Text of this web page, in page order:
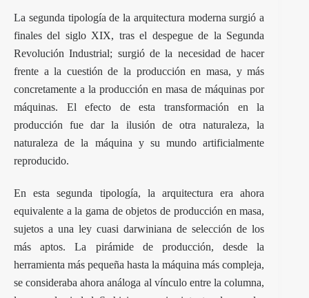
La segunda tipología de la arquitectura moderna surgió a
finales del siglo XIX, tras el despegue de la Segunda
Revolución Industrial; surgió de la necesidad de hacer
frente a la cuestión de la producción en masa, y más
concretamente a la producción en masa de máquinas por
máquinas. El efecto de esta transformación en la
producción fue dar la ilusión de otra naturaleza, la
naturaleza de la máquina y su mundo artificialmente
reproducido.
En esta segunda tipología, la arquitectura era ahora
equivalente a la gama de objetos de producción en masa,
sujetos a una ley cuasi darwiniana de selección de los
más aptos. La pirámide de producción, desde la
herramienta más pequeña hasta la máquina más compleja,
se consideraba ahora análoga al vínculo entre la columna,